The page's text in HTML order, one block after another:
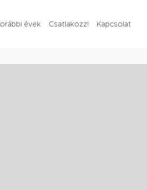
évek Csatlakozz! Kapcsolat
Rólunk